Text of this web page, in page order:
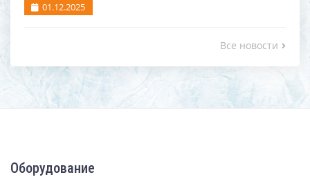
01.12.2025
Все новости
Оборудование